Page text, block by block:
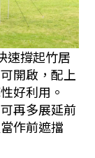
速撐起竹居
開啟，配上
好利用。
再多展延前
作前遮擋